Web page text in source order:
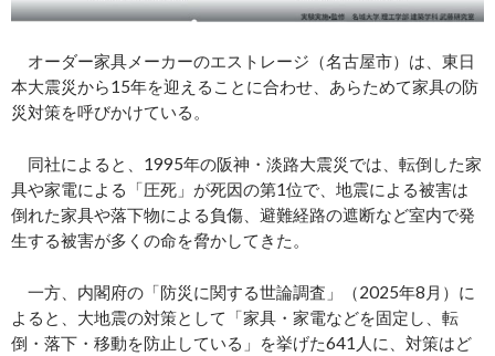
オーダー家具メーカーのエストレージ（名古屋市）は、東日
本大震災から15年を迎えることに合わせ、あらためて家具の防
災対策を呼びかけている。
同社によると、1995年の阪神・淡路大震災では、転倒した家
具や家電による「圧死」が死因の第1位で、地震による被害は
倒れた家具や落下物による負傷、避難経路の遮断など室内で発
生する被害が多くの命を脅かしてきた。
一方、内閣府の「防災に関する世論調査」（2025年8月）に
よると、大地震の対策として「家具・家電などを固定し、転
倒・落下・移動を防止している」を挙げた641人に、対策はど